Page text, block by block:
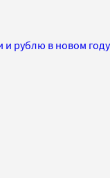
и рублю в новом году